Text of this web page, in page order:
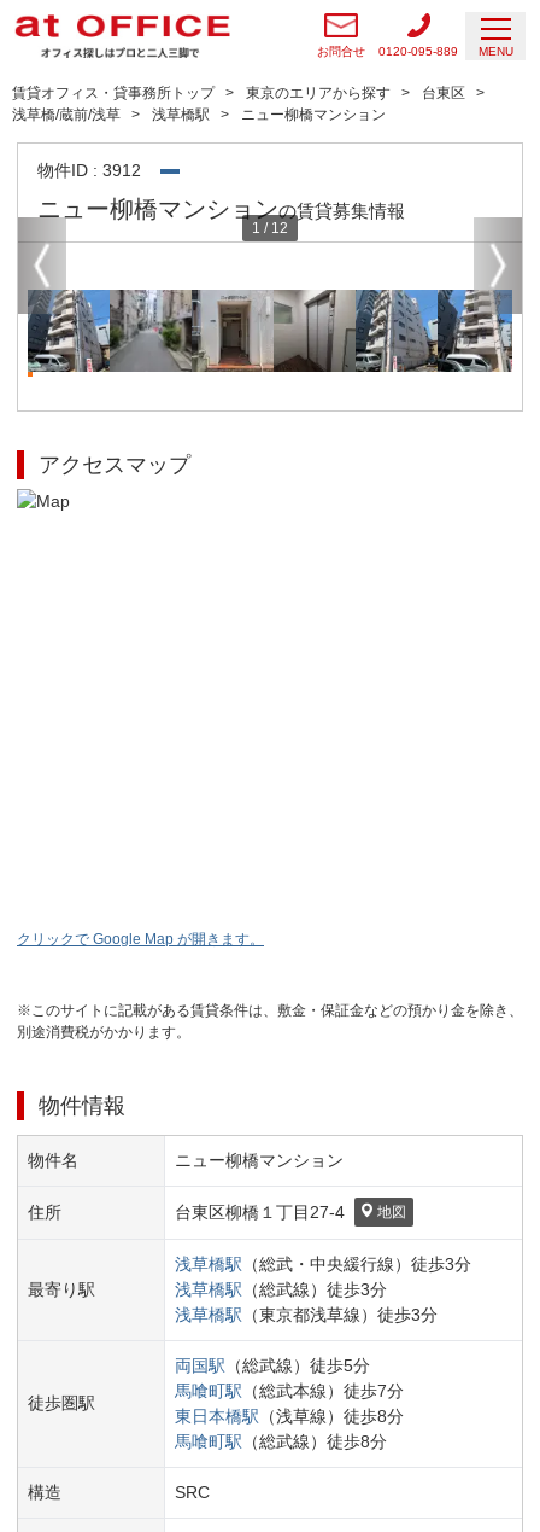
お問合せ 0120-095-889 MENU
賃貸オフィス・貸事務所トップ 東京のエリアから探す
台東区
浅草橋/蔵前/浅草
浅草橋駅 ニュー柳橋マンション
物件ID : 3912
ニュー柳橋マンションの賃貸募集情報
1 / 12
アクセスマップ
クリックで Google Map が開きます。
※このサイトに記載がある賃貸条件は、敷金・保証金などの預かり金を除き、
別途消費税がかかります。
物件情報
物件名 ニュー柳橋マンション
住所 台東区柳橋１丁目 27-4 地図
最寄り駅
浅草橋駅 （総武・中央緩行線） 徒歩3分
浅草橋駅 （総武線） 徒歩3分
浅草橋駅 （東京都浅草線） 徒歩3分
徒歩圏駅
両国駅 （総武線） 徒歩5分
馬喰町駅 （総武本線） 徒歩7分
東日本橋駅 （浅草線） 徒歩8分
馬喰町駅 （総武線） 徒歩8分
構造 SRC